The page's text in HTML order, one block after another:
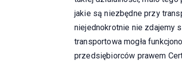
jakie są niezbędne przy
niejednokrotnie nie zdajemy
transportowa mogła
przedsiębiorców prawem